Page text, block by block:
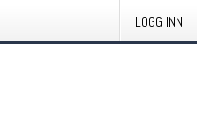
LOGG INN